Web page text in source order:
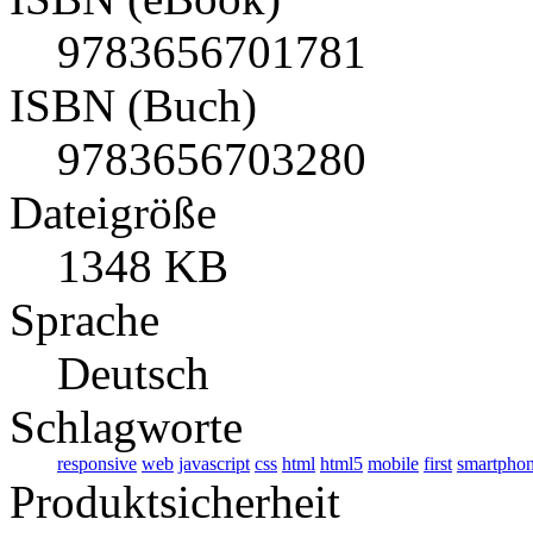
9783656701781
ISBN (Buch)
9783656703280
Dateigröße
1348 KB
Sprache
Deutsch
Schlagworte
responsive web javascript css html html5 mobile first
Produktsicherheit